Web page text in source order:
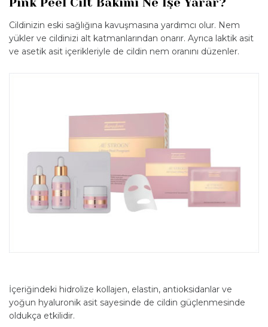
Cildinizin eski sağlığına kavuşmasına yardımcı olur. Nem
yükler ve cildinizi alt katmanlarından onarır. Ayrıca laktik asit
ve asetik asit içerikleriyle de cildin nem oranını düzenler.
İçeriğindeki hidrolize kollajen, elastin, antioksidanlar ve
yoğun hyaluronik asit sayesinde de cildin güçlenmesinde
oldukça etkilidir.